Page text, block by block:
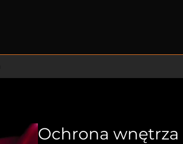
Ochrona wnętrza